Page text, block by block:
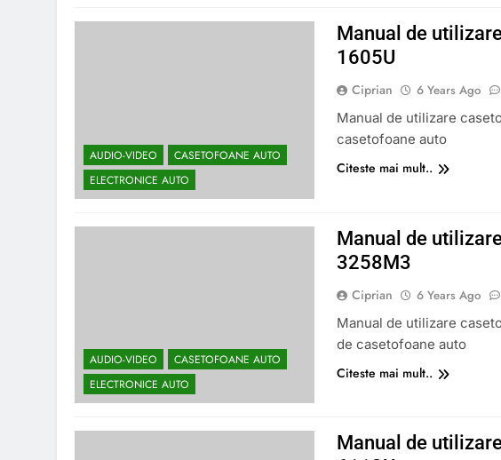
AUDIO-VIDEO
CASETOFOANE AUTO
ELECTRONICE AUTO
Manual de
1605U
Ciprian 6 Years Ago
Manual de utilizare
casetofoane auto
Citeste mai mult..
AUDIO-VIDEO
CASETOFOANE AUTO
ELECTRONICE AUTO
Manual de
3258M3
Ciprian 6 Years Ago
Manual de utilizare
de casetofoane auto
Citeste mai mult..
Manual de